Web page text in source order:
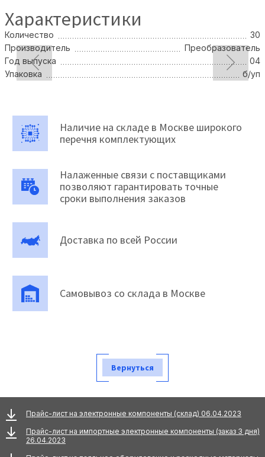
Характеристики
Количество
30
Производитель
Преобразователь
Год выпуска
04
Упаковка
б/уп
Наличие на складе в Москве широкого
перечня комплектующих
Налаженные связи с поставщиками
позволяют гарантировать точные
сроки выполнения заказов
Доставка по всей России
Самовывоз со склада в Москве
Вернуться
Прайс-лист на электронные компоненты (склад) 06.04.2023
Прайс-лист на импортные электронные компоненты (заказ 3 дня)
26.04.2023